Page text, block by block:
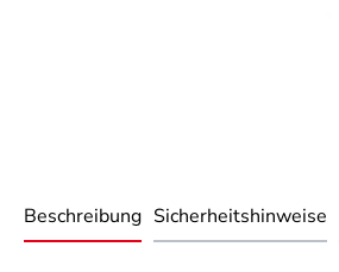
Beschreibung Sicherheitshinweise